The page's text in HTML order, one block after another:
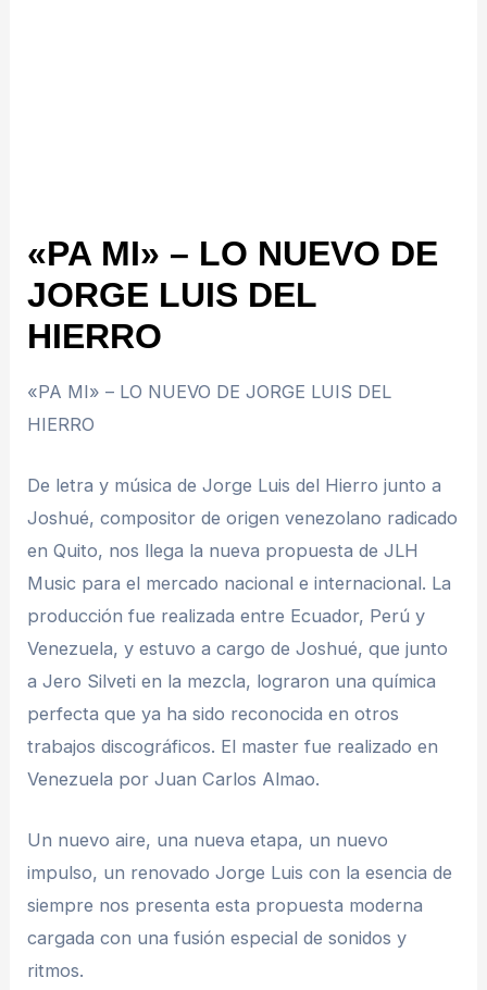
«PA MI» – LO NUEVO DE
JORGE LUIS DEL
HIERRO
«PA MI» – LO NUEVO DE JORGE LUIS DEL
HIERRO
De letra y música de Jorge Luis del Hierro junto a
Joshué, compositor de origen venezolano radicado
en Quito, nos llega la nueva propuesta de JLH
Music para el mercado nacional e internacional. La
producción fue realizada entre Ecuador, Perú y
Venezuela, y estuvo a cargo de Joshué, que junto
a Jero Silveti en la mezcla, lograron una química
perfecta que ya ha sido reconocida en otros
trabajos discográficos. El master fue realizado en
Venezuela por Juan Carlos Almao.
Un nuevo aire, una nueva etapa, un nuevo
impulso, un renovado Jorge Luis con la esencia de
siempre nos presenta esta propuesta moderna
cargada con una fusión especial de sonidos y
ritmos.